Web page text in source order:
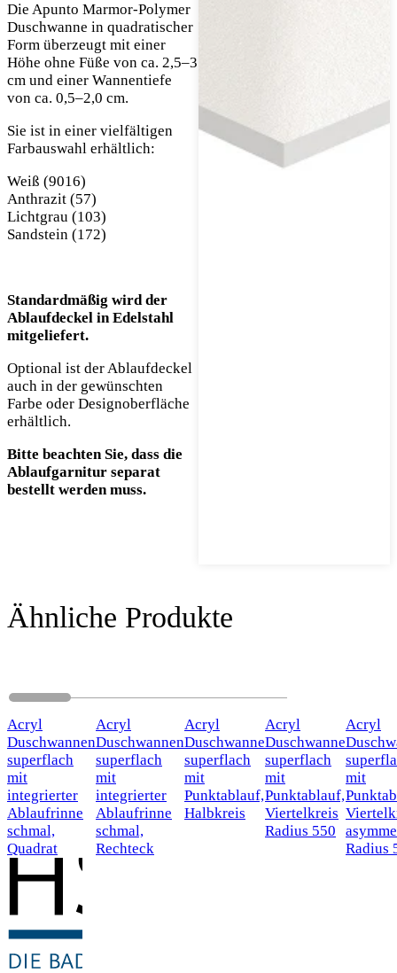
Die Apunto Marmor-Polymer
Duschwanne in quadratischer
Form überzeugt mit einer
Höhe ohne Füße von ca. 2,5–3
cm und einer Wannentiefe
von ca. 0,5–2,0 cm.
Sie ist in einer vielfältigen
Farbauswahl erhältlich:
Weiß (9016)
Anthrazit (57)
Lichtgrau (103)
Sandstein (172)
Standardmäßig wird der
Ablaufdeckel in Edelstahl
mitgeliefert.
Optional ist der Ablaufdeckel
auch in der gewünschten
Farbe oder Designoberfläche
erhältlich.
Bitte beachten Sie, dass die
Ablaufgarnitur separat
bestellt werden muss.
Ähnliche Produkte
Acryl
Duschwannen
superflach
mit
integrierter
Ablaufrinne
schmal,
Quadrat
Acryl
Duschwannen
superflach
mit
integrierter
Ablaufrinne
schmal,
Rechteck
Acryl
Duschwanne
superflach
mit
Punktablauf,
Halbkreis
Acryl
Duschwanne
superflach
mit
Punktablauf,
Viertelkreis
Radius 550
Acryl
mit
Radius